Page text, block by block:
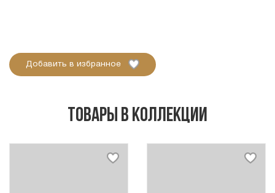
Добавить в избранное
Товары в коллекции